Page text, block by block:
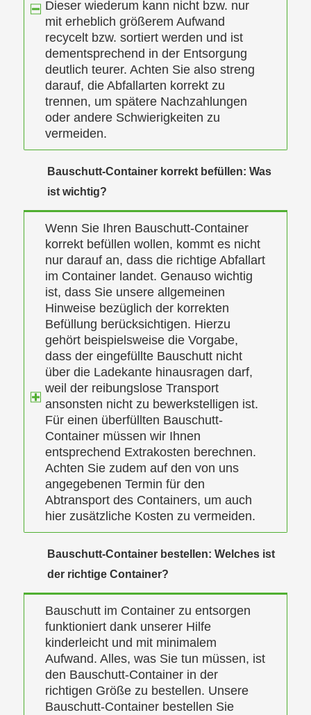
Dieser wiederum kann nicht bzw. nur
mit erheblich größerem Aufwand
recycelt bzw. sortiert werden und ist
dementsprechend in der Entsorgung
deutlich teurer. Achten Sie also streng
darauf, die Abfallarten korrekt zu
trennen, um spätere Nachzahlungen
oder andere Schwierigkeiten zu
vermeiden.
Bauschutt-Container korrekt befüllen: Was
ist wichtig?
Wenn Sie Ihren Bauschutt-Container
korrekt befüllen wollen, kommt es nicht
nur darauf an, dass die richtige Abfallart
im Container landet. Genauso wichtig
ist, dass Sie unsere allgemeinen
Hinweise bezüglich der korrekten
Befüllung berücksichtigen. Hierzu
gehört beispielsweise die Vorgabe,
dass der eingefüllte Bauschutt nicht
über die Ladekante hinausragen darf,
weil der reibungslose Transport
ansonsten nicht zu bewerkstelligen ist.
Für einen überfüllten Bauschutt-
Container müssen wir Ihnen
entsprechend Extrakosten berechnen.
Achten Sie zudem auf den von uns
angegebenen Termin für den
Abtransport des Containers, um auch
hier zusätzliche Kosten zu vermeiden.
Bauschutt-Container bestellen: Welches ist
der richtige Container?
Bauschutt im Container zu entsorgen
funktioniert dank unserer Hilfe
kinderleicht und mit minimalem
Aufwand. Alles, was Sie tun müssen, ist
den Bauschutt-Container in der
richtigen Größe zu bestellen. Unsere
Bauschutt-Container bestellen Sie